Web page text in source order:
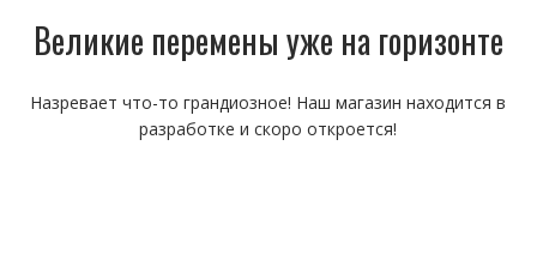
Великие перемены уже на горизонте
Назревает что-то грандиозное! Наш магазин находится в
разработке и скоро откроется!